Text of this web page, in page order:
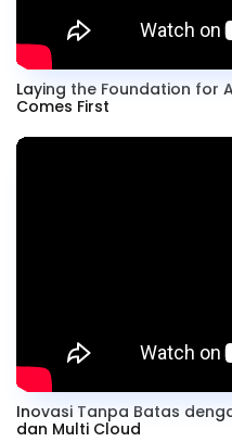
Laying the Foundation for
Comes First
Inovasi Tanpa Batas
dan Multi Cloud